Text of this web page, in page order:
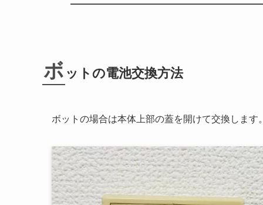
ボ ットの電池交換方法
ボットの場合は本体上部の蓋を開けて交換します